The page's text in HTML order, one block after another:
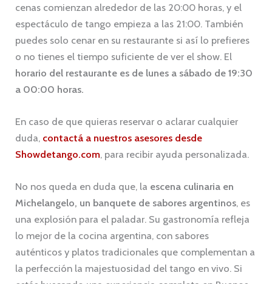
cenas comienzan alrededor de las 20:00 horas, y el
espectáculo de tango empieza a las 21:00. También
puedes solo cenar en su restaurante si así lo prefieres
o no tienes el tiempo suficiente de ver el show. El
horario del restaurante es de lunes a sábado de 19:30
a 00:00 horas.
En caso de que quieras reservar o aclarar cualquier
duda, contactá a nuestros asesores desde
Showdetango.com, para recibir ayuda personalizada.
No nos queda en duda que, la escena culinaria en
Michelangelo, un banquete de sabores argentinos, es
una explosión para el paladar. Su gastronomía refleja
lo mejor de la cocina argentina, con sabores
auténticos y platos tradicionales que complementan a
la perfección la majestuosidad del tango en vivo. Si